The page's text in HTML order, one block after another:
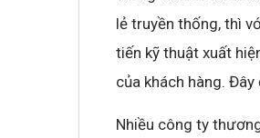
lẻ truyền thống, thì
tiến kỹ thuật xuất
của khách hàng.
Nhiều công ty